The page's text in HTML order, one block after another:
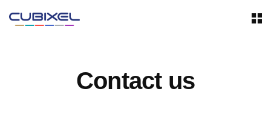
Contact us